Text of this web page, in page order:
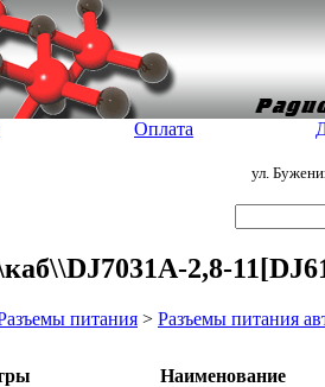
Оплата
ул.
2,8-
питания > Разъемы питания
Наименование